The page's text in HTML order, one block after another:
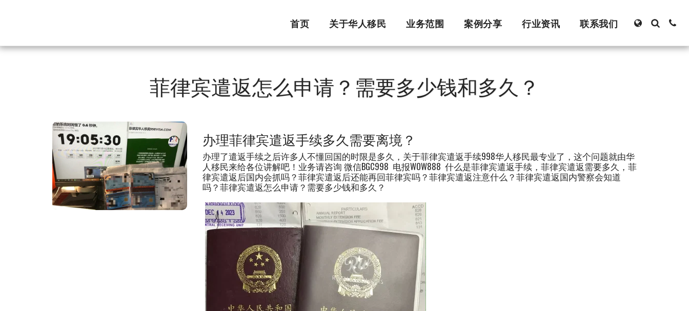
首页 关于华人移民 业务范围 案例分享 行业资讯 联系我们
菲律宾遣返怎么申请？需要多少钱和多久？
办理菲律宾遣返手续多久需要离境？
办理了遣返手续之后许多人不懂回国的时限是多久，关于菲律宾遣返手续998华人移民最专业了，这个问题就由华
人移民来给各位讲解吧！业务请咨询 微信BGC998 电报WOW888 什么是菲律宾遣返手续，菲律宾遣返需要多久，菲
律宾遣返后国内会抓吗？菲律宾遣返后还能再回菲律宾吗？菲律宾遣返注意什么？菲律宾遣返国内警察会知道
吗？菲律宾遣返怎么申请？需要多少钱和多久？